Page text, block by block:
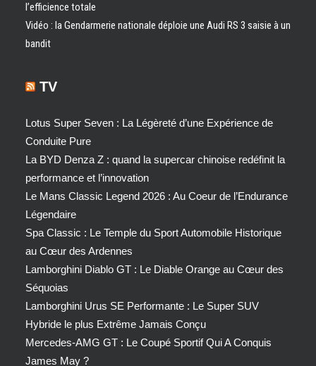
l’efficience totale
Vidéo : la Gendarmerie nationale déploie une Audi RS 3 saisie à un
bandit
TV
Lotus Super Seven : La Légèreté d’une Expérience de
Conduite Pure
La BYD Denza Z : quand la supercar chinoise redéfinit la
performance et l’innovation
Le Mans Classic Legend 2026 : Au Coeur de l’Endurance
Légendaire
Spa Classic : Le Temple du Sport Automobile Historique
au Cœur des Ardennes
Lamborghini Diablo GT : Le Diable Orange au Cœur des
Séquoias
Lamborghini Urus SE Performante : Le Super SUV
Hybride le plus Extrême Jamais Conçu
Mercedes-AMG GT : Le Coupé Sportif Qui A Conquis
James May ?